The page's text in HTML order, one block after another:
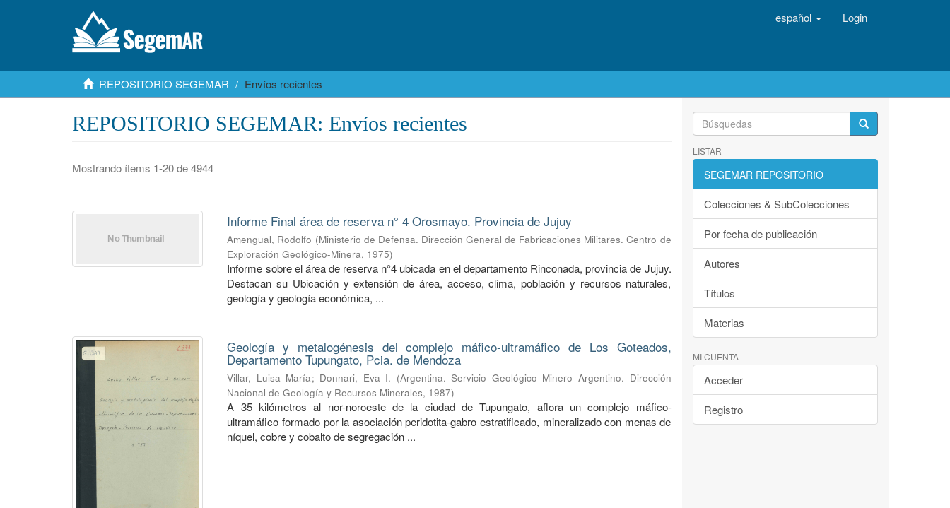
español Login
REPOSITORIO SEGEMAR Envíos recientes
REPOSITORIO SEGEMAR: Envíos recientes
Mostrando ítems 1-20 de 4944
Informe Final área de reserva n° 4 Orosmayo. Provincia de Jujuy
Amengual, Rodolfo (Ministerio de Defensa. Dirección General de Fabricaciones Militares. Centro de
Exploración Geológico-Minera, 1975)
Informe sobre el área de reserva n°4 ubicada en el departamento Rinconada, provincia de Jujuy.
Destacan su Ubicación y extensión de área, acceso, clima, población y recursos naturales,
geología y geología económica, ...
Geología y metalogénesis del complejo máfico-ultramáfico de Los Goteados,
Departamento Tupungato, Pcia. de Mendoza
Villar, Luisa María; Donnari, Eva I. (Argentina. Servicio Geológico Minero Argentino. Dirección
Nacional de Geología y Recursos Minerales, 1987)
A 35 kilómetros al nor-noroeste de la ciudad de Tupungato, aflora un complejo máfico-
ultramáfico formado por la asociación peridotita-gabro estratificado, mineralizado con menas de
níquel, cobre y cobalto de segregación ...
LISTAR
SEGEMAR REPOSITORIO
Colecciones & SubColecciones
Por fecha de publicación
Autores
Títulos
Materias
MI CUENTA
Acceder
Registro